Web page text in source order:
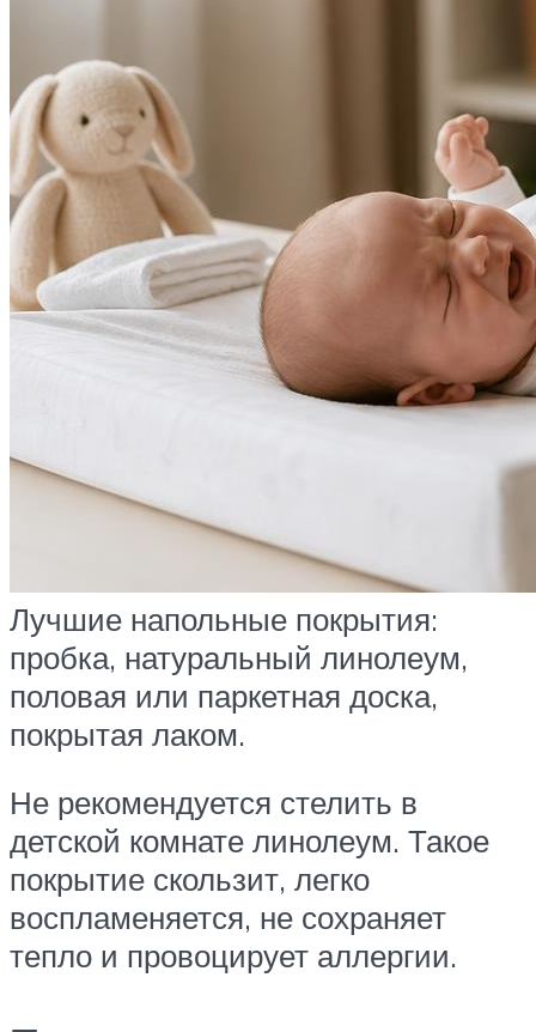
Лучшие напольные покрытия:
пробка, натуральный линолеум,
половая или паркетная доска,
покрытая лаком.
Не рекомендуется стелить в
детской комнате линолеум. Такое
покрытие скользит, легко
воспламеняется, не сохраняет
тепло и провоцирует аллергии.